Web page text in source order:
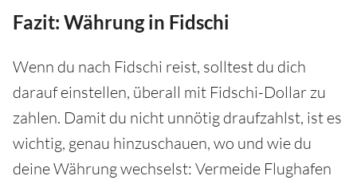
Fazit: Währung in Fidschi
Wenn du nach Fidschi reist, solltest du dich
darauf einstellen, überall mit Fidschi-Dollar zu
zahlen. Damit du nicht unnötig draufzahlst, ist es
wichtig, genau hinzuschauen, wo und wie du
deine Währung wechselst: Vermeide Flughafen